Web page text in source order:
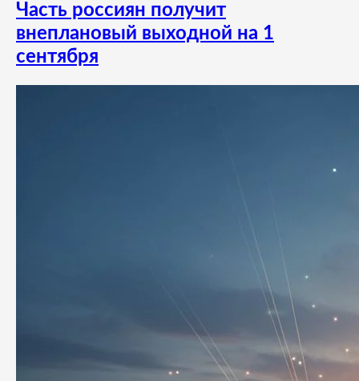
Часть россиян получит
внеплановый выходной на 1
сентября